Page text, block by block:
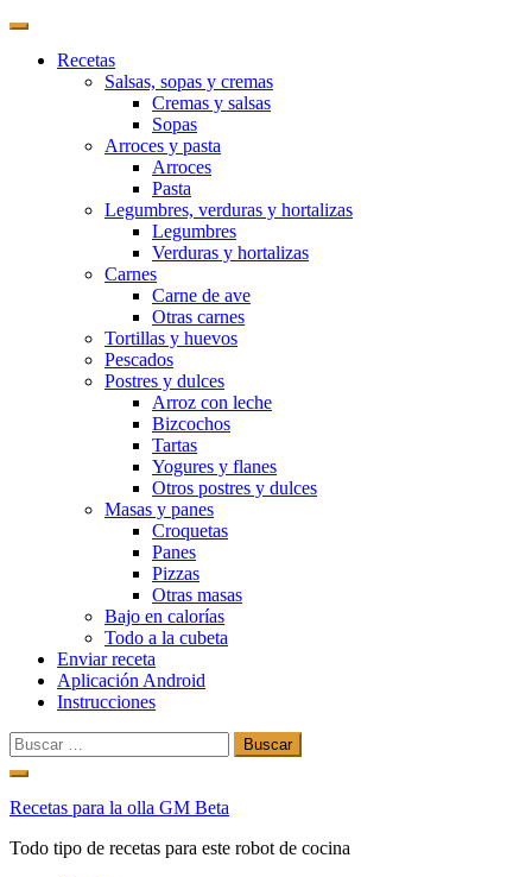
Recetas
Salsas, sopas y cremas
Cremas y salsas
Sopas
Arroces y pasta
Arroces
Pasta
Legumbres, verduras y hortalizas
Legumbres
Verduras y hortalizas
Carnes
Carne de ave
Otras carnes
Tortillas y huevos
Pescados
Postres y dulces
Arroz con leche
Bizcochos
Tartas
Yogures y flanes
Otros postres y dulces
Masas y panes
Croquetas
Panes
Pizzas
Otras masas
Bajo en calorías
Todo a la cubeta
Enviar receta
Aplicación Android
Instrucciones
Buscar:
Ir
contenido
Recetas para la olla GM Beta
Todo tipo de recetas para este robot de cocina